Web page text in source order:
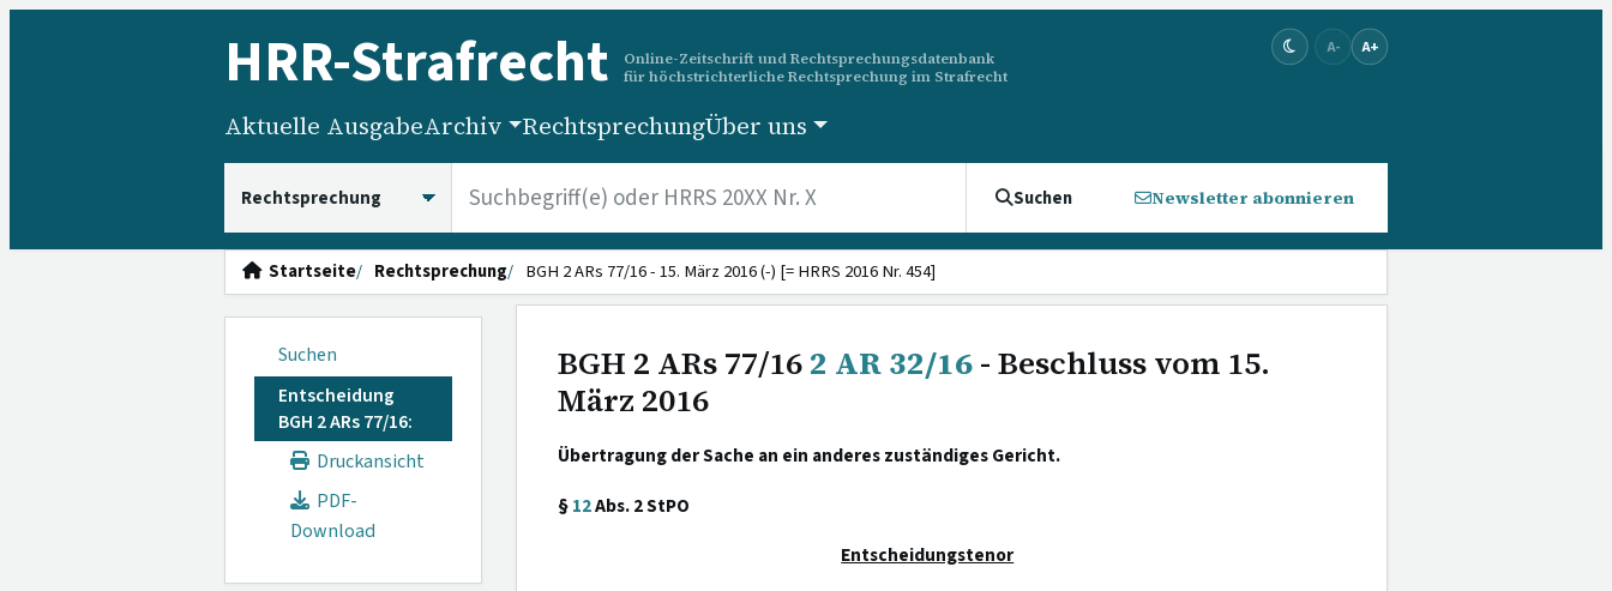
HRR-Strafrecht
Online-Zeitschrift und Rechtsprechungsdatenbank
für höchstrichterliche Rechtsprechung im Strafrecht
A- A+
Aktuelle AusgabeArchiv RechtsprechungÜber uns
Suchen Newsletter abonnieren
Startseite Rechtsprechung BGH 2 ARs 77/16 - 15. März 2016 (-) [= HRRS 2016 Nr. 454]
Suchen
Entscheidung
BGH 2 ARs 77/16:
Druckansicht
PDF-
Download
BGH 2 ARs 77/162 AR 32/16- Beschluss vom 15.
März 2016
Übertragung der Sache an ein anderes zuständiges Gericht.
§12Abs. 2 StPO
Entscheidungstenor